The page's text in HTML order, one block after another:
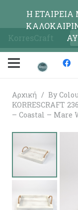
KorresCraft
Αρχική / By
KORRESCRAFT
– Coastal – Mare
Η